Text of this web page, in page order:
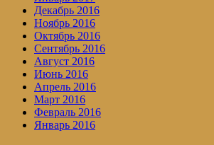
Декабрь 2016
Ноябрь 2016
Октябрь 2016
Сентябрь 2016
Август 2016
Июнь 2016
Апрель 2016
Март 2016
Февраль 2016
Январь 2016